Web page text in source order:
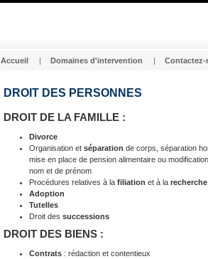
Accueil | Domaines d'intervention | Contactez-
DROIT DES PERSONNES
DROIT DE LA FAMILLE :
Divorce
Organisation et séparation de corps, séparation
mise en place de pension alimentaire ou
nom et de prénom
Procédures relatives à la filiation et à la
Adoption
Tutelles
Droit des successions
DROIT DES BIENS :
Contrats: rédaction et contentieux